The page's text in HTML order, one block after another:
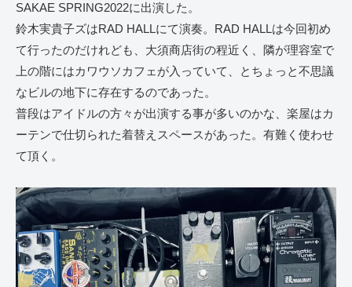
SAKAE SPRING2022に出演した。
鈴木実貴子ズはRAD HALLにて演奏。RAD HALLは今回初め
て行ったのだけれども、大須商店街の程近く、隣が理容室で
上の階にはカワウソカフェが入っていて、とちょっと不思議
なビルの地下に存在するのであった。
普段はアイドルの方々が出演する事が多いのかな、楽屋はカ
ーテンで仕切られた着替えスペースがあった。有難く使わせ
て頂く。